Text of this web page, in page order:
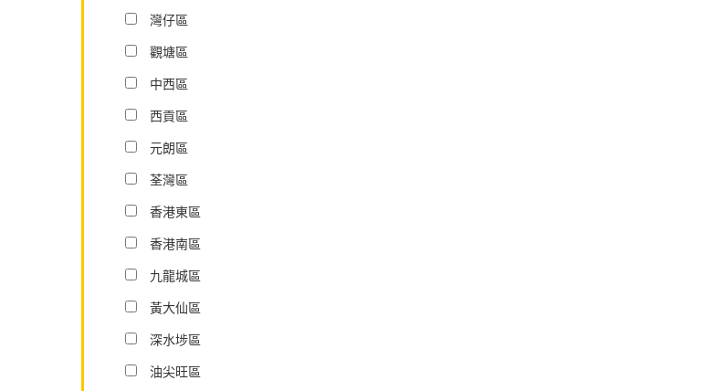
灣仔區
觀塘區
中西區
西貢區
元朗區
荃灣區
香港東區
香港南區
九龍城區
黃大仙區
深水埗區
油尖旺區